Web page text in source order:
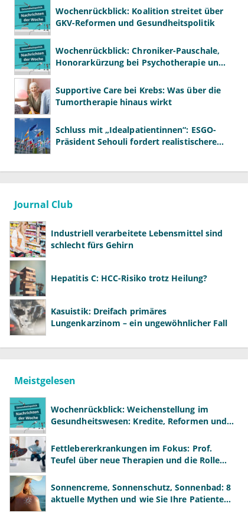
Wochenrückblick: Koalition streitet über
GKV-Reformen und Gesundheitspolitik
Wochenrückblick: Chroniker-Pauschale,
Honorarkürzung bei Psychotherapie und
Supportive Care bei Krebs: Was über die
Tumortherapie hinaus wirkt
Schluss mit „Idealpatientinnen“: ESGO-
Präsident Sehouli fordert realistischere
Journal Club
Industriell verarbeitete Lebensmittel sind
schlecht fürs Gehirn
Hepatitis C: HCC-Risiko trotz Heilung?
Kasuistik: Dreifach primäres
Lungenkarzinom – ein ungewöhnlicher Fall
Meistgelesen
Wochenrückblick: Weichenstellung im
Gesundheitswesen: Kredite, Reformen und
Fettlebererkrankungen im Fokus: Prof.
Teufel über neue Therapien und die Rolle
Sonnencreme, Sonnenschutz, Sonnenbad: 8
aktuelle Mythen und wie Sie Ihre Patienten